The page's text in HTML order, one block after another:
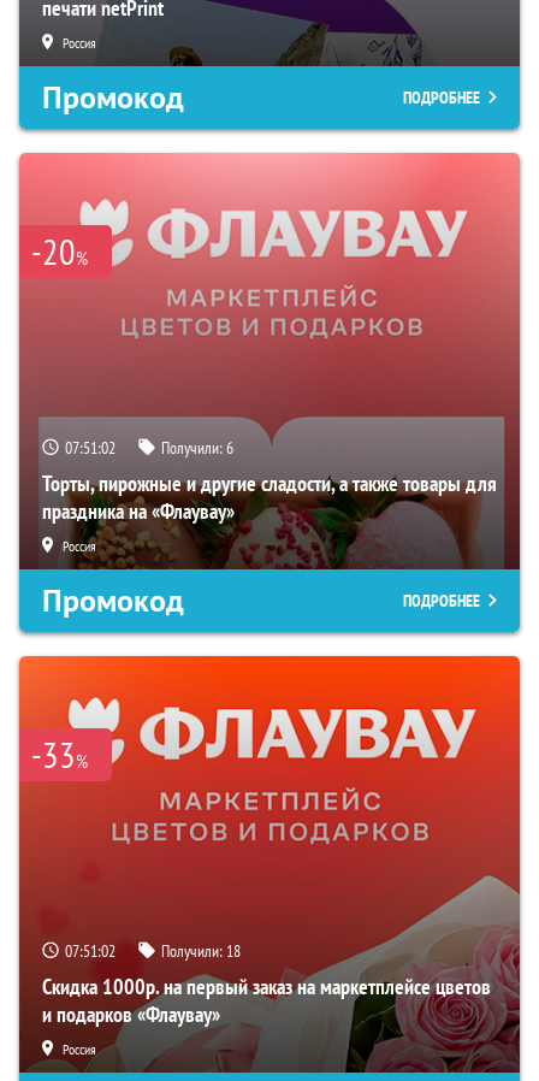
печати netPrint
Россия
Промокод ПОДРОБНЕЕ
-20%
07:51:01 Получили:6
Торты, пирожные и другие сладости, а также товары для
праздника на «Флаувау»
Россия
Промокод ПОДРОБНЕЕ
-33%
07:51:01 Получили: 18
Скидка 1000р. на первый заказ на маркетплейсе цветов
и подарков «Флаувау»
Россия